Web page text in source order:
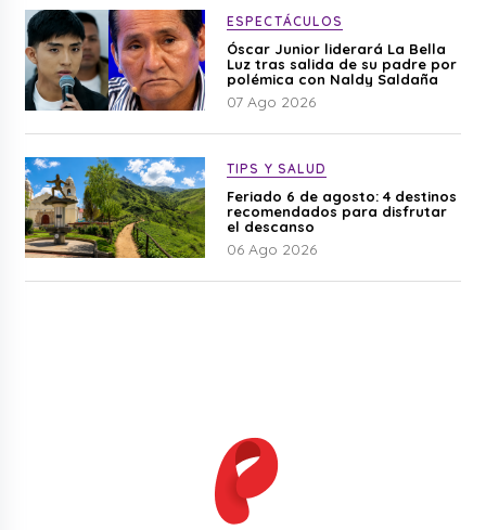
ESPECTÁCULOS
Óscar Junior liderará La Bella
Luz tras salida de su padre por
polémica con Naldy Saldaña
07 Ago 2026
TIPS Y SALUD
Feriado 6 de agosto: 4 destinos
recomendados para disfrutar
el descanso
06 Ago 2026